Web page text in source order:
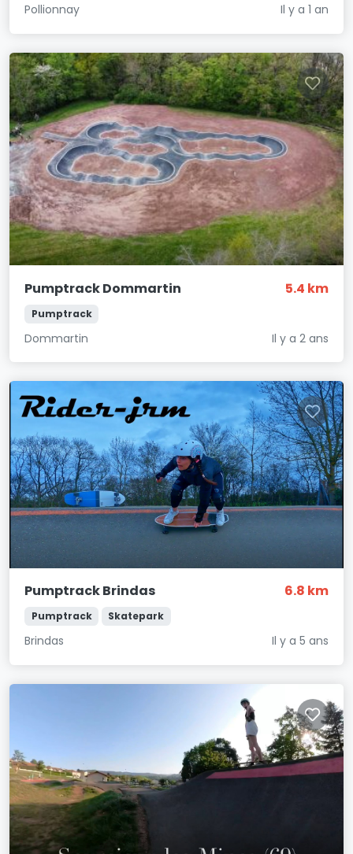
Pollionnay Il y a 1 an
Pumptrack Dommartin 5.4 km
Pumptrack
Dommartin Il y a 2 ans
Pumptrack Brindas 6.8 km
Pumptrack Skatepark
Brindas Il y a 5 ans